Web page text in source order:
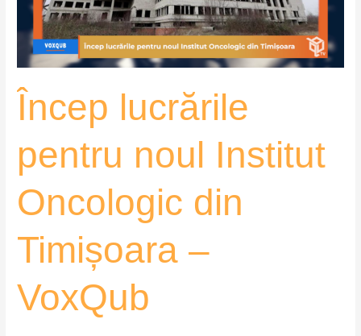
Încep lucrările
pentru noul Institut
Oncologic din
Timișoara –
VoxQub
din
Timișoara